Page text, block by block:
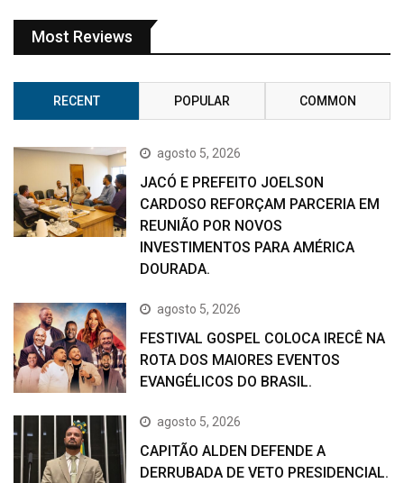
Most Reviews
RECENT POPULAR COMMON
agosto 5, 2026
JACÓ E PREFEITO JOELSON
CARDOSO REFORÇAM PARCERIA EM
REUNIÃO POR NOVOS
INVESTIMENTOS PARA AMÉRICA
DOURADA.
agosto 5, 2026
FESTIVAL GOSPEL COLOCA IRECÊ NA
ROTA DOS MAIORES EVENTOS
EVANGÉLICOS DO BRASIL.
agosto 5, 2026
CAPITÃO ALDEN DEFENDE A
DERRUBADA DE VETO PRESIDENCIAL.